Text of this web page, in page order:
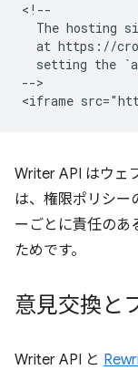
<!--
The hosting
at https://
setting the
-->
Writer API はウェ
は、権限ポリシー
ーごとに責任のあ
ためです。
意見交換と
Writer API と